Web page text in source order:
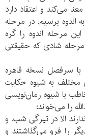
می‌کند و اعتقاد دارد
اندوه برسیم. در مرحله
مرحله اندوه را گره
شادی که حقیقتی
با سرفصل نسخه قاهره
مختلف به شیوه حکایت
با شیوه رمان‌نویسی
را می‌خواند:
الا در تیرگی شب. و
را فرو می‌گذاشتند و